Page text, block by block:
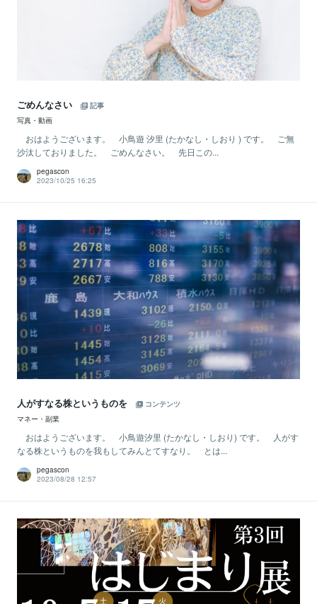
ごめんなさい
記事
写真・動画
おはようございます。 小鳥遊 汐里 (たかなし・しおり ) です。 ご無
沙汰しておりました。 ごめんなさい。 先日この...
pegascon
2023/10/25 16:25
人がすなる株というものを
コンテンツ
マネー・副業
おはようございます。 小鳥遊汐里 (たかなし・しおり) です。 人がす
なる株というものを我もしてみんとてすなり。 とは...
pegascon
2023/08/28 12:57